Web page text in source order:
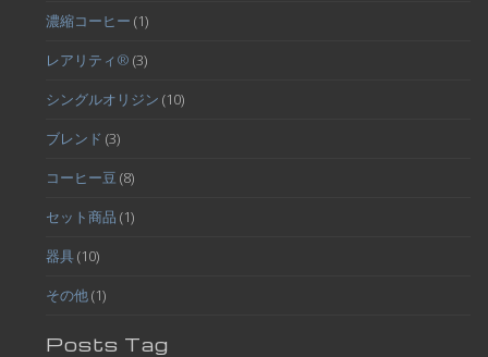
濃縮コーヒー (1)
レアリティ® (3)
シングルオリジン (10)
ブレンド (3)
コーヒー豆 (8)
セット商品 (1)
器具(10)
その他(1)
Posts Tag